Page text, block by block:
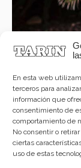
En esta web
terceros para
información que
consentimiento de
comportamiento de
No consentir o
ciertas
uso de estas